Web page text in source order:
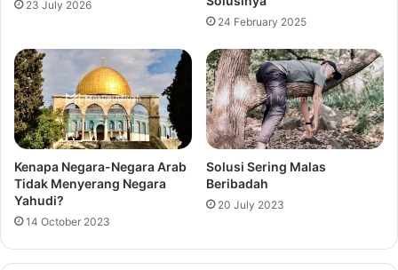
23 July 2026
24 February 2025
Kenapa Negara-Negara Arab
Tidak Menyerang Negara
Yahudi?
14 October 2023
Solusi Sering Malas
Beribadah
20 July 2023